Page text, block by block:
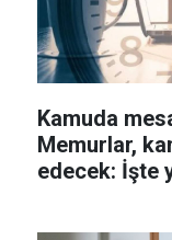
Kamuda
Memurlar,
edecek: İşte